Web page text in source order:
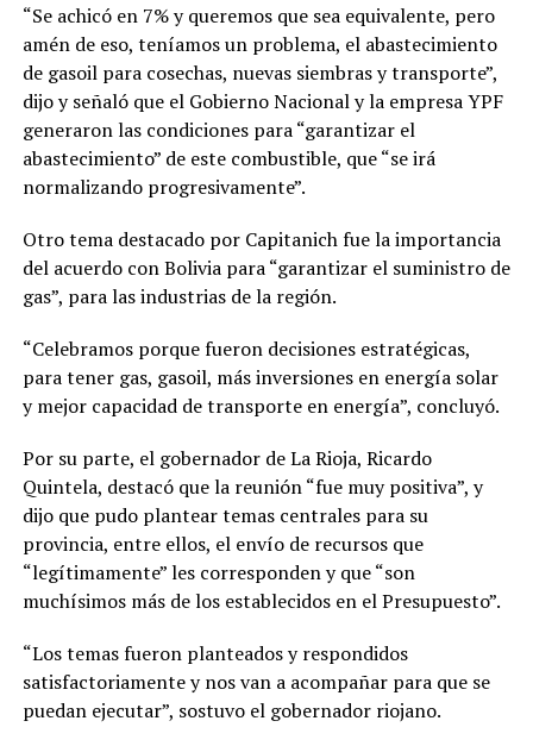
“Se achicó en 7% y queremos que sea equivalente, pero
amén de eso, teníamos un problema, el abastecimiento
de gasoil para cosechas, nuevas siembras y transporte”,
dijo y señaló que el Gobierno Nacional y la empresa YPF
generaron las condiciones para “garantizar el
abastecimiento” de este combustible, que “se irá
normalizando progresivamente”.
Otro tema destacado por Capitanich fue la importancia
del acuerdo con Bolivia para “garantizar el suministro de
gas”, para las industrias de la región.
“Celebramos porque fueron decisiones estratégicas,
para tener gas, gasoil, más inversiones en energía solar
y mejor capacidad de transporte en energía”, concluyó.
Por su parte, el gobernador de La Rioja, Ricardo
Quintela, destacó que la reunión “fue muy positiva”, y
dijo que pudo plantear temas centrales para su
provincia, entre ellos, el envío de recursos que
“legítimamente” les corresponden y que “son
muchísimos más de los establecidos en el Presupuesto”.
“Los temas fueron planteados y respondidos
satisfactoriamente y nos van a acompañar para que se
puedan ejecutar”, sostuvo el gobernador riojano.